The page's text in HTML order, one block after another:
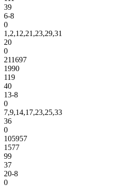
39
6-8
0
1,2,12,21,23,29,31
20
0
211697
1990
119
40
13-8
0
7,9,14,17,23,25,33
36
0
105957
1577
99
37
20-8
0